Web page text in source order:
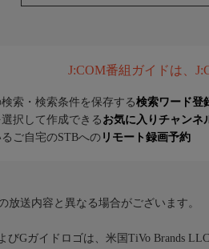
J:COM番組ガイドは、
索・検索条件を保存する検索ワード登
択して作成できるお気に入りチャンネ
ご自宅のSTBへの リモート録画予約
放送内容と異なる場合がございます。
びGガイドロゴは、米国TiVo Brands